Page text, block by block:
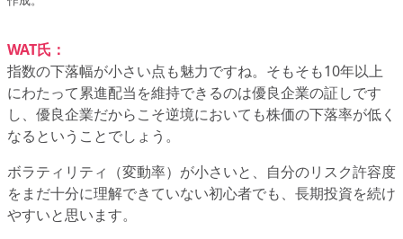
WAT氏：
指数の下落幅が小さい点も魅力ですね。そもそも10年以上
にわたって累進配当を維持できるのは優良企業の証しです
し、優良企業だからこそ逆境においても株価の下落率が低く
なるということでしょう。
ボラティリティ（変動率）が小さいと、自分のリスク許容度
をまだ十分に理解できていない初心者でも、長期投資を続け
やすいと思います。